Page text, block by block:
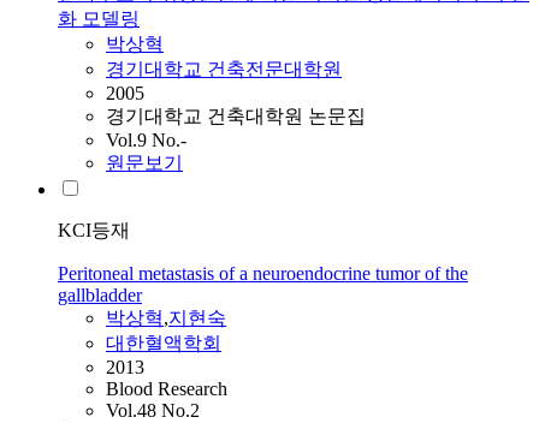
화 모델링
박상혁
경기대학교 건축전문대학원
2005
경기대학교 건축대학원 논문집
Vol.9 No.-
원문보기
KCI등재
Peritoneal metastasis of a neuroendocrine tumor of the
gallbladder
박상혁,지현숙
대한혈액학회
2013
Blood Research
Vol.48 No.2